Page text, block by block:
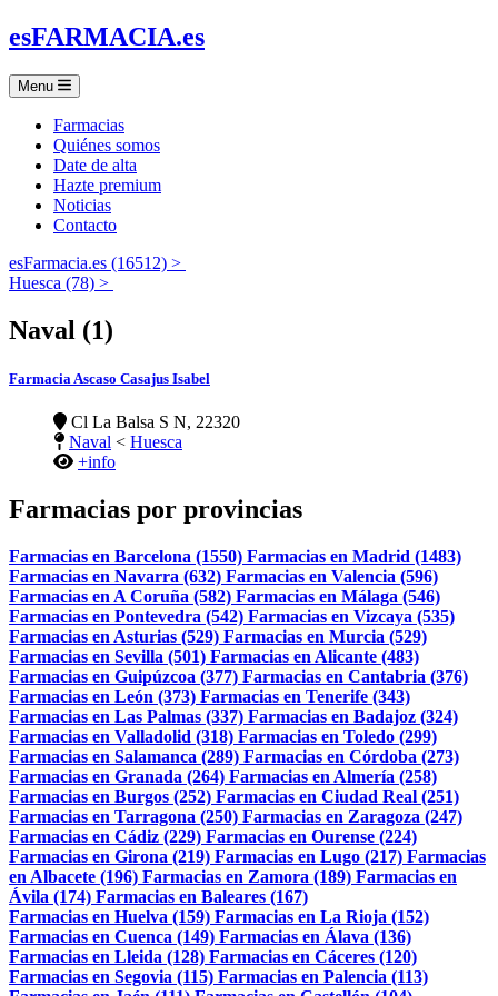
esFARMACIA.es
Menu
Farmacias
Quiénes somos
Date de alta
Hazte premium
Noticias
Contacto
esFarmacia.es (16512) >
Huesca (78) >
Naval (1)
Farmacia Ascaso Casajus Isabel
Cl La Balsa S N, 22320
Naval < Huesca
+info
Farmacias por provincias
Farmacias en Barcelona (1550) Farmacias en Madrid (1483)
Farmacias en Navarra (632) Farmacias en Valencia (596)
Farmacias en A Coruña (582) Farmacias en Málaga (546)
Farmacias en Pontevedra (542) Farmacias en Vizcaya (535)
Farmacias en Asturias (529) Farmacias en Murcia (529)
Farmacias en Sevilla (501) Farmacias en Alicante (483)
Farmacias en Guipúzcoa (377) Farmacias en Cantabria (376)
Farmacias en León (373) Farmacias en Tenerife (343)
Farmacias en Las Palmas (337) Farmacias en Badajoz (324)
Farmacias en Valladolid (318) Farmacias en Toledo (299)
Farmacias en Salamanca (289) Farmacias en Córdoba (273)
Farmacias en Granada (264) Farmacias en Almería (258)
Farmacias en Burgos (252) Farmacias en Ciudad Real (251)
Farmacias en Tarragona (250) Farmacias en Zaragoza (247)
Farmacias en Cádiz (229) Farmacias en Ourense (224)
Farmacias en Girona (219) Farmacias en Lugo (217) Farmacias
en Albacete (196) Farmacias en Zamora (189) Farmacias en
Ávila (174) Farmacias en Baleares (167)
Farmacias en Huelva (159) Farmacias en La Rioja (152)
Farmacias en Cuenca (149) Farmacias en Álava (136)
Farmacias en Lleida (128) Farmacias en Cáceres (120)
Farmacias en Segovia (115) Farmacias en Palencia (113)